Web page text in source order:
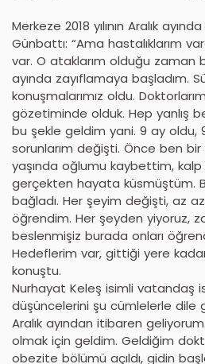
Merkeze 2018 yılının Aralık
Günbattı: “Ama hastalıklarım
var. O ataklarım olduğu zaman
ayında zayıflamaya başladım.
konuşmalarımız oldu.
gözetiminde olduk. Hep yanlış
bu şekle geldim yani. 9 ay oldu,
sorunlarım değişti. Önce ben bir
yaşında oğlumu kaybettim, kalp
gerçekten hayata küsmüştüm.
bağladı. Her şeyim değişti, az
öğrendim. Her şeyden yiyoruz,
beslenmişiz burada onları
Hedeflerim var, gittiği yere
konuştu.
Nurhayat Keleş isimli vatandaş
düşüncelerini şu cümlelerle dile
Aralık ayından itibaren
olmak için geldim. Geldiğim
obezite bölümü açıldı, gidin